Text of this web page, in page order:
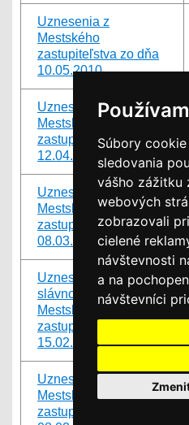
Súbory
sledovania
vášho zážitku
webových
zobrazovali
cielené
návštevnosti
a na
návštevníci
Uznesenia z
Mestského
zastupiteľstva zo dňa
10.05.2010
Uznesenia z
Mestského
zastupiteľstva zo dňa
12.04.2010
Uznesenia z
Mestského
zastupiteľstva zo dňa
08.03.2010
Uznesenia zo
slávnostného
Mestského
zastupiteľstva zo dňa
15.02.2010
Uznesenia z
Mestského
zastupiteľstva zo dňa